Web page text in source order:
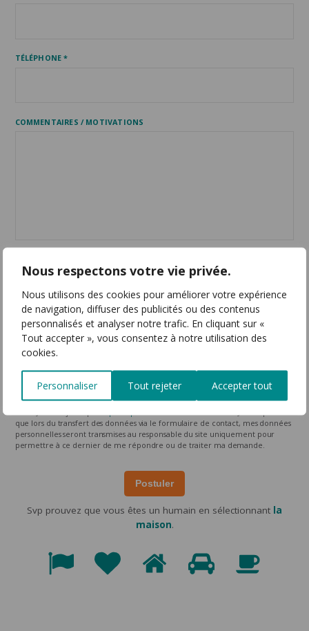
Nous respectons votre vie privée.
Nous utilisons des cookies pour améliorer votre expérience
de navigation, diffuser des publicités ou des contenus
personnalisés et analyser notre trafic. En cliquant sur «
Tout accepter », vous consentez à notre utilisation des
cookies.
Personnaliser Tout rejeter Accepter tout
TÉLÉPHONE *
COMMENTAIRES / MOTIVATIONS
AUTRE DOCUMENT (.PDF, .DOC, .DOCX)
que lors du transfert des données via le formulaire de contact, mes données
personnelles seront transmises au responsable du site uniquement pour
permettre à ce dernier de me répondre ou de traiter ma demande.
Postuler
Svp prouvez que vous êtes un humain en sélectionnant la
maison.
Svp
prouvez
1 2 3 4 5